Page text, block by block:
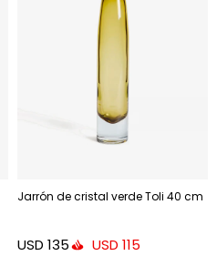
Jarrón de cristal verde Toli 40 cm
USD 135 USD 115